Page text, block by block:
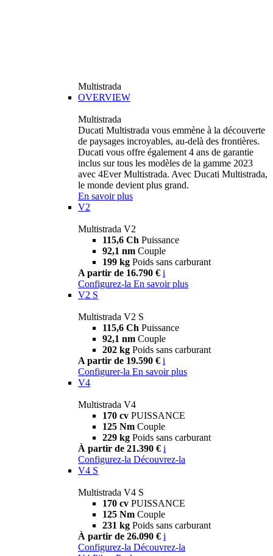
Multistrada
OVERVIEW
Multistrada
Ducati Multistrada vous emmène à la découverte
de paysages incroyables, au-delà des frontières.
Ducati vous offre également 4 ans de garantie
inclus sur tous les modèles de la gamme 2023
avec 4Ever Multistrada. Avec Ducati Multistrada,
le monde devient plus grand.
En savoir plus
V2
Multistrada V2
115,6 Ch Puissance
92,1 nm Couple
199 kg Poids sans carburant
A partir de 16.790 € i
Configurez-la En savoir plus
V2 S
Multistrada V2 S
115,6 Ch Puissance
92,1 nm Couple
202 kg Poids sans carburant
A partir de 19.590 € i
Configurer-la En savoir plus
V4
Multistrada V4
170 cv PUISSANCE
125 Nm Couple
229 kg Poids sans carburant
À partir de 21.390 € i
Configurez-la Découvrez-la
V4 S
Multistrada V4 S
170 cv PUISSANCE
125 Nm Couple
231 kg Poids sans carburant
À partir de 26.090 € i
Configurez-la Découvrez-la